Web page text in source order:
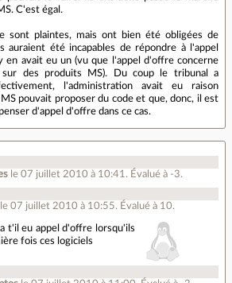
C'est égal.
sont plaintes, mais ont bien été obligées de
auraient été incapables de répondre à l'appel
en avait eu un (vu que l'appel d'offre concerne
sur des produits MS). Du coup le tribunal a
l'administration avait eu raison
pouvait proposer du code et que, donc, il est
d'appel d'offre dans ce cas.
le 07 juillet 2010 à 10:41 . Évalué à -3.
le 07 juillet 2010 à 10:55. Évalué à 10.
t'il eu appel d'offre lorsqu'ils
fois ces logiciels